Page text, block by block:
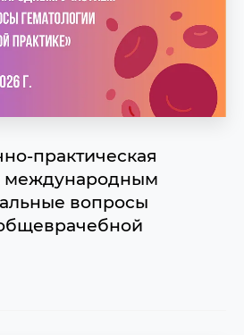
практическая
международным
вопросы